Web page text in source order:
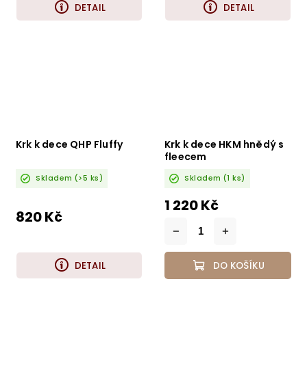
DETAIL DETAIL
Krk k dece QHP Fluffy
Skladem (>5 ks)
820 Kč
DETAIL
Krk k dece HKM hnědý s
fleecem
Skladem (1 ks)
1 220 Kč
DO KOŠÍKU